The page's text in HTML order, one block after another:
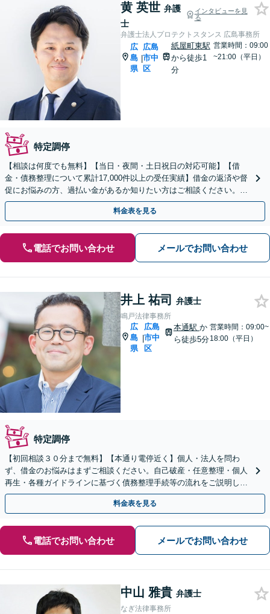
黄 英世 弁護
士
インタビューを見
る
弁護士法人プロテクトスタンス 広島事務所
広
島
県
|
広島
市中
区
紙屋町東駅
から徒歩1
分
営業時間：09:00
~21:00（平日）
特定調停
【相談は何度でも無料】【当日・夜間・土日祝日の対応可能】【借
金・債務整理について累計17,000件以上の受任実績】借金の返済や督
促にお悩みの方、過払い金があるか知りたい方はご相談ください。ベ
ストな解決策を提案いたします。
料金表を見る
電話でお問い合わせ メールでお問い合わせ
井上 祐司 弁護士
鳴戸法律事務所
広
島
県
|
広島
市中
区
本通駅 か
ら徒歩5分
営業時間：09:00~
18:00（平日）
特定調停
【初回相談３０分まで無料】【本通り電停近く】個人・法人を問わ
ず、借金のお悩みはまずご相談ください。自己破産・任意整理・個人
再生・各種ガイドラインに基づく債務整理手続等の流れをご説明し、
より良い解決を目指します。
料金表を見る
電話でお問い合わせ メールでお問い合わせ
中山 雅貴 弁護士
なぎ法律事務所